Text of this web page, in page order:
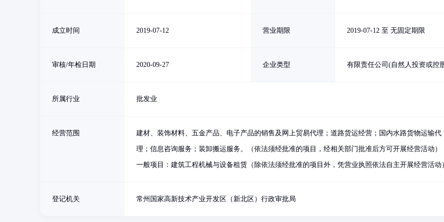
成立时间 2019-07-12 营业期限 2019-07-12 至 无固定期限
审核/年检日期 2020-09-27 企业类型 有限责任公司(自然人投资或控
所属行业 批发业
经营范围 建材、装饰材料、五金产品、电子产品的销售及网上贸易代理；道路货运经营；国内水路货物运输代
理；信息咨询服务；装卸搬运服务。（依法须经批准的项目，经相关部门批准后方可开展经营活动）
一般项目：建筑工程机械与设备租赁（除依法须经批准的项目外，凭营业执照依法自主开展经营活动
登记机关 常州国家高新技术产业开发区（新北区）行政审批局